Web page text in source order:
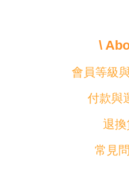
\
會員等級
付款與
退換
常見